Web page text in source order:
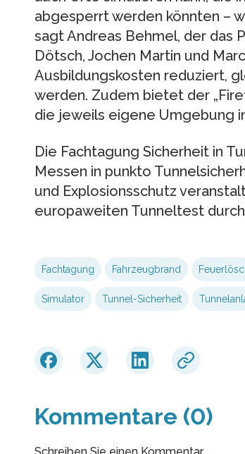
abgesperrt werden könnten –
sagt Andreas Behmel, der das
Dötsch, Jochen Martin und
Ausbildungskosten reduziert,
werden. Zudem bietet der
die jeweils eigene Umgebung
Die Fachtagung Sicherheit in
Messen in punkto
und Explosionsschutz
europaweiten Tunneltest
Fachtagung Fahrzeugbrand
Simulator Tunnel-Sicherheit
Kommentare (0)